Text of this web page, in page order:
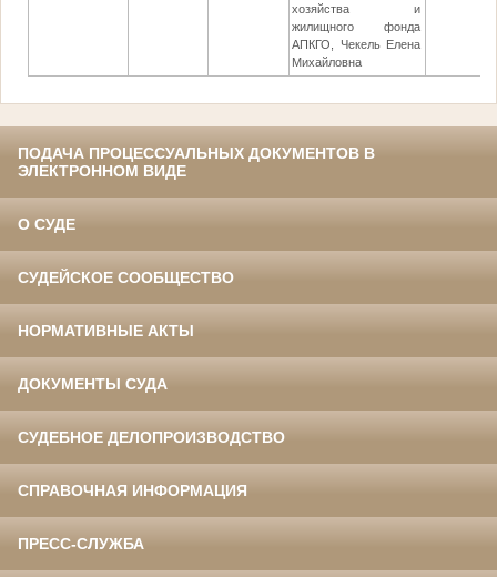
хозяйства и
жилищного фонда
АПКГО, Чекель Елена
Михайловна
ПОДАЧА ПРОЦЕССУАЛЬНЫХ ДОКУМЕНТОВ В
ЭЛЕКТРОННОМ ВИДЕ
О СУДЕ
СУДЕЙСКОЕ СООБЩЕСТВО
НОРМАТИВНЫЕ АКТЫ
ДОКУМЕНТЫ СУДА
СУДЕБНОЕ ДЕЛОПРОИЗВОДСТВО
СПРАВОЧНАЯ ИНФОРМАЦИЯ
ПРЕСС-СЛУЖБА